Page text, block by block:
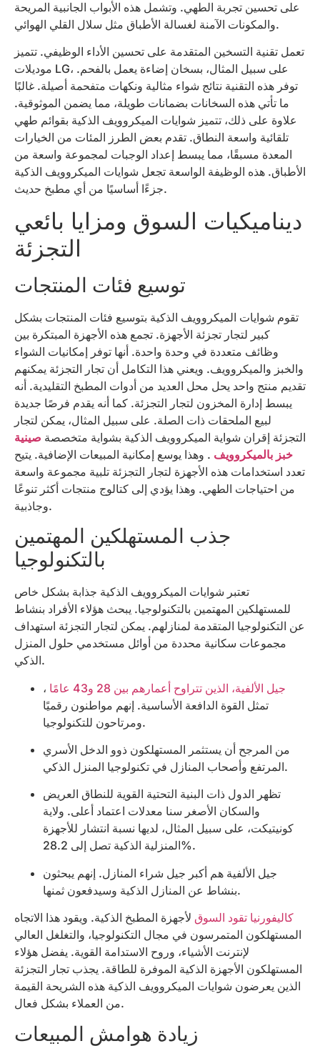
على تحسين تجربة الطهي. وتشمل هذه الأبواب الجانبية المريحة
والمكونات الآمنة لغسالة الأطباق مثل سلال القلي الهوائي.
تعمل تقنية التسخين المتقدمة على تحسين الأداء الوظيفي. تتميز
موديلات LG، على سبيل المثال، بسخان إضاءة يعمل بالفحم.
توفر هذه التقنية نتائج شواء مثالية ونكهات متفحمة أصيلة. غالبًا
ما تأتي هذه السخانات بضمانات طويلة، مما يضمن الموثوقية.
علاوة على ذلك، تتميز شوايات الميكروويف الذكية بقوائم طهي
تلقائية واسعة النطاق. تقدم بعض الطرز المئات من الخيارات
المعدة مسبقًا، مما يبسط إعداد الوجبات لمجموعة واسعة من
الأطباق. هذه الوظيفة الواسعة تجعل شوايات الميكروويف الذكية
جزءًا أساسيًا من أي مطبخ حديث.
ديناميكيات السوق ومزايا بائعي
التجزئة
توسيع فئات المنتجات
تقوم شوايات الميكروويف الذكية بتوسيع فئات المنتجات بشكل
كبير لتجار تجزئة الأجهزة. تجمع هذه الأجهزة المبتكرة بين
وظائف متعددة في وحدة واحدة. أنها توفر إمكانيات الشواء
والخبز والميكروويف. ويعني هذا التكامل أن تجار التجزئة يمكنهم
تقديم منتج واحد يحل محل العديد من أدوات المطبخ التقليدية. أنه
يبسط إدارة المخزون لتجار التجزئة. كما أنه يقدم فرصًا جديدة
لبيع الملحقات ذات الصلة. على سبيل المثال، يمكن لتجار
التجزئة إقران شواية الميكروويف الذكية بشواية متخصصة صينية
خبز بالميكروويف . وهذا يوسع إمكانية المبيعات الإضافية. يتيح
تعدد استخدامات هذه الأجهزة لتجار التجزئة تلبية مجموعة واسعة
من احتياجات الطهي. وهذا يؤدي إلى كتالوج منتجات أكثر تنوعًا
وجاذبية.
جذب المستهلكين المهتمين
بالتكنولوجيا
تعتبر شوايات الميكروويف الذكية جذابة بشكل خاص
للمستهلكين المهتمين بالتكنولوجيا. يبحث هؤلاء الأفراد بنشاط
عن التكنولوجيا المتقدمة لمنازلهم. يمكن لتجار التجزئة استهداف
مجموعات سكانية محددة من أوائل مستخدمي حلول المنزل
الذكي.
جيل الألفية، الذين تتراوح أعمارهم بين 28 و43 عامًا
،
تمثل القوة الدافعة الأساسية. إنهم مواطنون رقميًا
ومرتاحون للتكنولوجيا.
من المرجح أن يستثمر المستهلكون ذوو الدخل الأسري
المرتفع وأصحاب المنازل في تكنولوجيا المنزل الذكي.
تظهر الدول ذات البنية التحتية القوية للنطاق العريض
والسكان الأصغر سنا معدلات اعتماد أعلى. ولاية
كونيتيكت، على سبيل المثال، لديها نسبة انتشار للأجهزة
المنزلية الذكية تصل إلى 28.2%.
جيل الألفية هم أكبر جيل شراء المنازل. إنهم يبحثون
بنشاط عن المنازل الذكية وسيدفعون ثمنها.
كاليفورنيا تقود السوق لأجهزة المطبخ الذكية. ويقود هذا الاتجاه
المستهلكون المتمرسون في مجال التكنولوجيا، والتغلغل العالي
لإنترنت الأشياء، وروح الاستدامة القوية. يفضل هؤلاء
المستهلكون الأجهزة الذكية الموفرة للطاقة. يجذب تجار التجزئة
الذين يعرضون شوايات الميكروويف الذكية هذه الشريحة القيمة
من العملاء بشكل فعال.
زيادة هوامش المبيعات